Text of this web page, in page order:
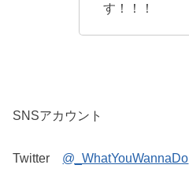
す！！！
SNSアカウント
Twitter @_WhatYouWannaDo